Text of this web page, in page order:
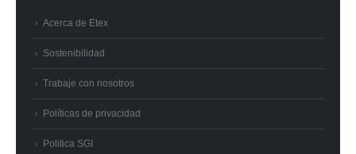
Acerca de Etex
Sostenibilidad
Trabaje con nosotros
Políticas de privacidad
Politica SGI